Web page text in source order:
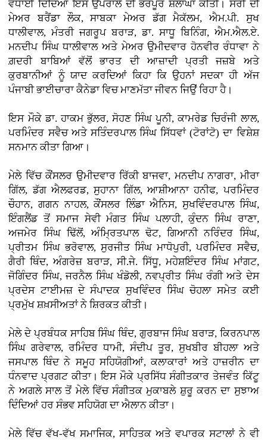
ਵਧਾਈ ਦਿੰਦਿਆਂ ਇਸ ਉਪਰਾਲੇ ਦੀ ਭਰਪੂਰ ਸ਼ਲਾਘਾ ਕੀਤੀ। ਸਰੀ ਦੀ
ਮੇਅਰ ਬਰੈਂਡਾ ਲੌਕ, ਸਾਬਕਾ ਮੇਅਰ ਡੱਗ ਮੈਕੱਲਮ, ਐਮ.ਪੀ. ਸੁਖ
ਧਾਲੀਵਾਲ, ਮੰਤਰੀ ਜਗਰੂਪ ਬਰਾੜ, ਡਾ. ਸਾਧੂ ਬਿਨਿੰਗ, ਐਮ.ਐਲ.ਏ.
ਮਨਦੀਪ ਸਿੰਘ ਧਾਲੀਵਾਲ ਅਤੇ ਮੇਅਰ ਉਮੀਦਵਾਰ ਹੋਨਵੀਰ ਰੰਧਾਵਾ ਨੇ
ਗ਼ਦਰੀ ਬਾਬਿਆਂ ਵੱਲੋਂ ਭਾਰਤ ਦੀ ਆਜ਼ਾਦੀ ਪ੍ਰਤੀ ਜਜ਼ਬੇ ਅਤੇ
ਕੁਰਬਾਨੀਆਂ ਨੂੰ ਯਾਦ ਕਰਦਿਆਂ ਕਿਹਾ ਕਿ ਉਹਨਾਂ ਸਦਕਾ ਹੀ ਅੱਜ
ਪੰਜਾਬੀ ਭਾਈਚਾਰਾ ਕੈਨੇਡਾ ਵਿਚ ਮਾਣਮੱਤਾ ਜੀਵਨ ਜਿਉਂ ਰਿਹਾ ਹੈ।
ਇਸ ਮੌਕੇ ਡਾ. ਹਾਕਮ ਭੁੱਲਰ, ਸੋਹਣ ਸਿੰਘ ਪੂਨੀ, ਕਾਮਰੇਡ ਚਿਰੰਜੀ ਲਾਲ,
ਪਰਮਿੰਦਰ ਸਵੈਚ ਅਤੇ ਸਤਿੰਦਰਪਾਲ ਸਿੰਘ ਸਿੱਧਵਾਂ (ਟੋਰਾਂਟੋ) ਦਾ ਵਿਸ਼ੇਸ਼
ਸਨਮਾਨ ਕੀਤਾ ਗਿਆ।
ਮੇਲੇ ਵਿੱਚ ਕੌਂਸਲਰ ਉਮੀਦਵਾਰ ਰਿੱਕੀ ਬਾਜਵਾ, ਮਨਦੀਪ ਨਾਗਰਾ, ਮੀਰਾ
ਗਿੱਲ, ਡੱਗ ਐਲਫਰਡ, ਸੁਹਾਨਾ ਗਿੱਲ, ਆਸ਼ੀਆਨਾ ਹਨੀਫ, ਪਰਮਿੰਦਰ
ਚੌਹਾਨ, ਗਗਨ ਨਾਹਲ, ਕੌਂਸਲਰ ਲਿੰਡਾ ਐਨਿਸ, ਸੁਖਵਿੰਦਰਪਾਲ ਸਿੰਘ,
ਇੰਗਲੈਂਡ ਤੋਂ ਸਮਾਜ ਸੇਵੀ ਮੰਗਤ ਸਿੰਘ ਪਲਾਹੀ, ਕੁੰਦਨ ਸਿੰਘ ਰਾਣਾ,
ਅਜਮੇਰ ਸਿੰਘ ਢਿੱਲੋਂ, ਅੰਮ੍ਰਿਤਪਾਲ ਢੋਟ, ਗਿਆਨੀ ਨਰਿੰਦਰ ਸਿੰਘ,
ਪ੍ਰੀਤਮ ਸਿੰਘ ਭਰੋਵਾਲ, ਸੁਰਜੀਤ ਸਿੰਘ ਮਾਧੋਪੁਰੀ, ਪਰਮਿੰਦਰ ਸਵੈਚ,
ਗੈਰੀ ਥਿੰਦ, ਅੰਗਰੇਜ਼ ਬਰਾੜ, ਸੀ.ਜੇ. ਸਿੱਧੂ, ਮਹੇਸ਼ਇੰਦਰ ਸਿੰਘ ਮਾਂਗਟ,
ਜੋਗਿੰਦਰ ਸਿੰਘ, ਜਰਨੈਲ ਸਿੰਘ ਖੰਡੋਲੀ, ਨਵਪ੍ਰੀਤ ਸਿੰਘ ਰੰਗੀ ਅਤੇ ਦੇਸ
ਪ੍ਰਦੇਸ ਟਾਈਮਜ਼ ਦੇ ਸੰਪਾਦਕ ਸੁਖਵਿੰਦਰ ਸਿੰਘ ਚੋਹਲਾ ਸਮੇਤ ਕਈ
ਪ੍ਰਮੁੱਖ ਸ਼ਖ਼ਸੀਅਤਾਂ ਨੇ ਸ਼ਿਰਕਤ ਕੀਤੀ।
ਮੇਲੇ ਦੇ ਪ੍ਰਬੰਧਕ ਸਾਹਿਬ ਸਿੰਘ ਥਿੰਦ, ਗੁਰਬਾਜ ਸਿੰਘ ਬਰਾੜ, ਕਿਰਨਪਾਲ
ਸਿੰਘ ਗਰੇਵਾਲ, ਰਮਿੰਦਰ ਧਾਮੀ, ਸੰਦੀਪ ਤੂਰ, ਸੁਖਬੀਰ ਬੀਹਲਾ ਅਤੇ
ਜਸਪਾਲ ਥਿੰਦ ਨੇ ਸਮੂਹ ਸਹਿਯੋਗੀਆਂ, ਕਲਾਕਾਰਾਂ ਅਤੇ ਹਾਜ਼ਰੀਨ ਦਾ
ਧੰਨਵਾਦ ਪ੍ਰਗਟ ਕੀਤਾ। ਇਸ ਮੌਕੇ ਪ੍ਰਸਿੱਧ ਸੰਗੀਤਕਾਰ ਤੇਜਵੰਤ ਕਿੱਟੂ
ਨੇ ਅਗਲੇ ਸਾਲ ਤੋਂ ਮੇਲੇ ਵਿੱਚ ਸੰਗੀਤਕ ਮੁਕਾਬਲੇ ਸ਼ੁਰੂ ਕਰਨ ਦਾ ਸੁਝਾਅ
ਦਿੰਦਿਆਂ ਹਰ ਸੰਭਵ ਸਹਿਯੋਗ ਦਾ ਐਲਾਨ ਕੀਤਾ।
ਮੇਲੇ ਵਿੱਚ ਵੱਖ-ਵੱਖ ਸਮਾਜਿਕ, ਸਾਹਿਤਕ ਅਤੇ ਵਪਾਰਕ ਸਟਾਲਾਂ ਨੇ ਵੀ